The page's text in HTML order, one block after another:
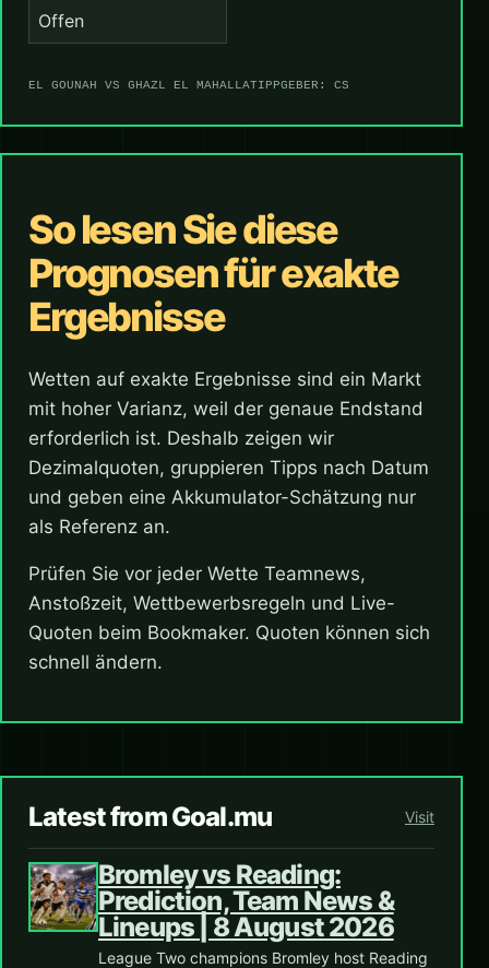
Offen
EL GOUNAH VS GHAZL EL MAHALLATIPPGEBER: CS
So lesen Sie diese
Prognosen für exakte
Ergebnisse
Wetten auf exakte Ergebnisse sind ein Markt
mit hoher Varianz, weil der genaue Endstand
erforderlich ist. Deshalb zeigen wir
Dezimalquoten, gruppieren Tipps nach Datum
und geben eine Akkumulator-Schätzung nur
als Referenz an.
Prüfen Sie vor jeder Wette Teamnews,
Anstoßzeit, Wettbewerbsregeln und Live-
Quoten beim Bookmaker. Quoten können sich
schnell ändern.
Latest from Goal.mu Visit
Bromley vs Reading:
Prediction, Team News &
Lineups | 8 August 2026
League Two champions Bromley host Reading